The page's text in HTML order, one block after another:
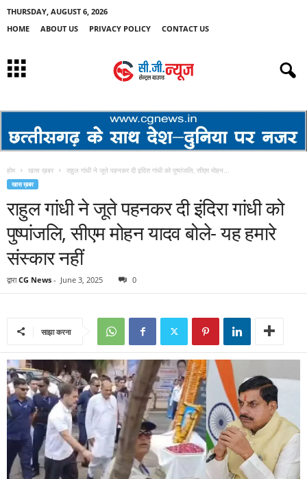
THURSDAY, AUGUST 6, 2026
HOME
ABOUT US PRIVACY POLICY CONTACT US
होम खास ख़बर राहुल गांधी ने जूते पहनकर दी इंदिरा गांधी को पुष्पांजलि, सीएम मोहन...
खास ख़बर
राहुल गांधी ने जूते पहनकर दी इंदिरा गांधी को
पुष्पांजलि, सीएम मोहन यादव बोले- यह हमारे
संस्कार नहीं
द्वारा CG News - June 3, 2025 0
साझा करना